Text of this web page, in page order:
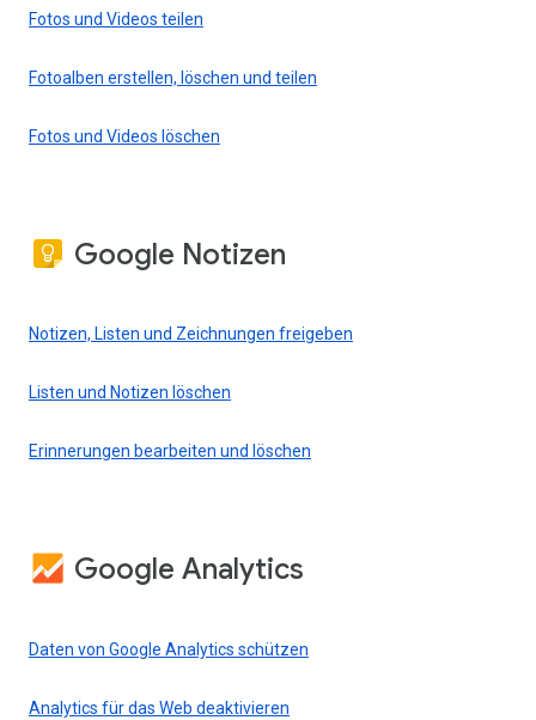
Fotos und Videos teilen
Fotoalben erstellen, löschen und teilen
Fotos und Videos löschen
Google Notizen
Notizen, Listen und Zeichnungen freigeben
Listen und Notizen löschen
Erinnerungen bearbeiten und löschen
Google Analytics
Daten von Google Analytics schützen
Analytics für das Web deaktivieren